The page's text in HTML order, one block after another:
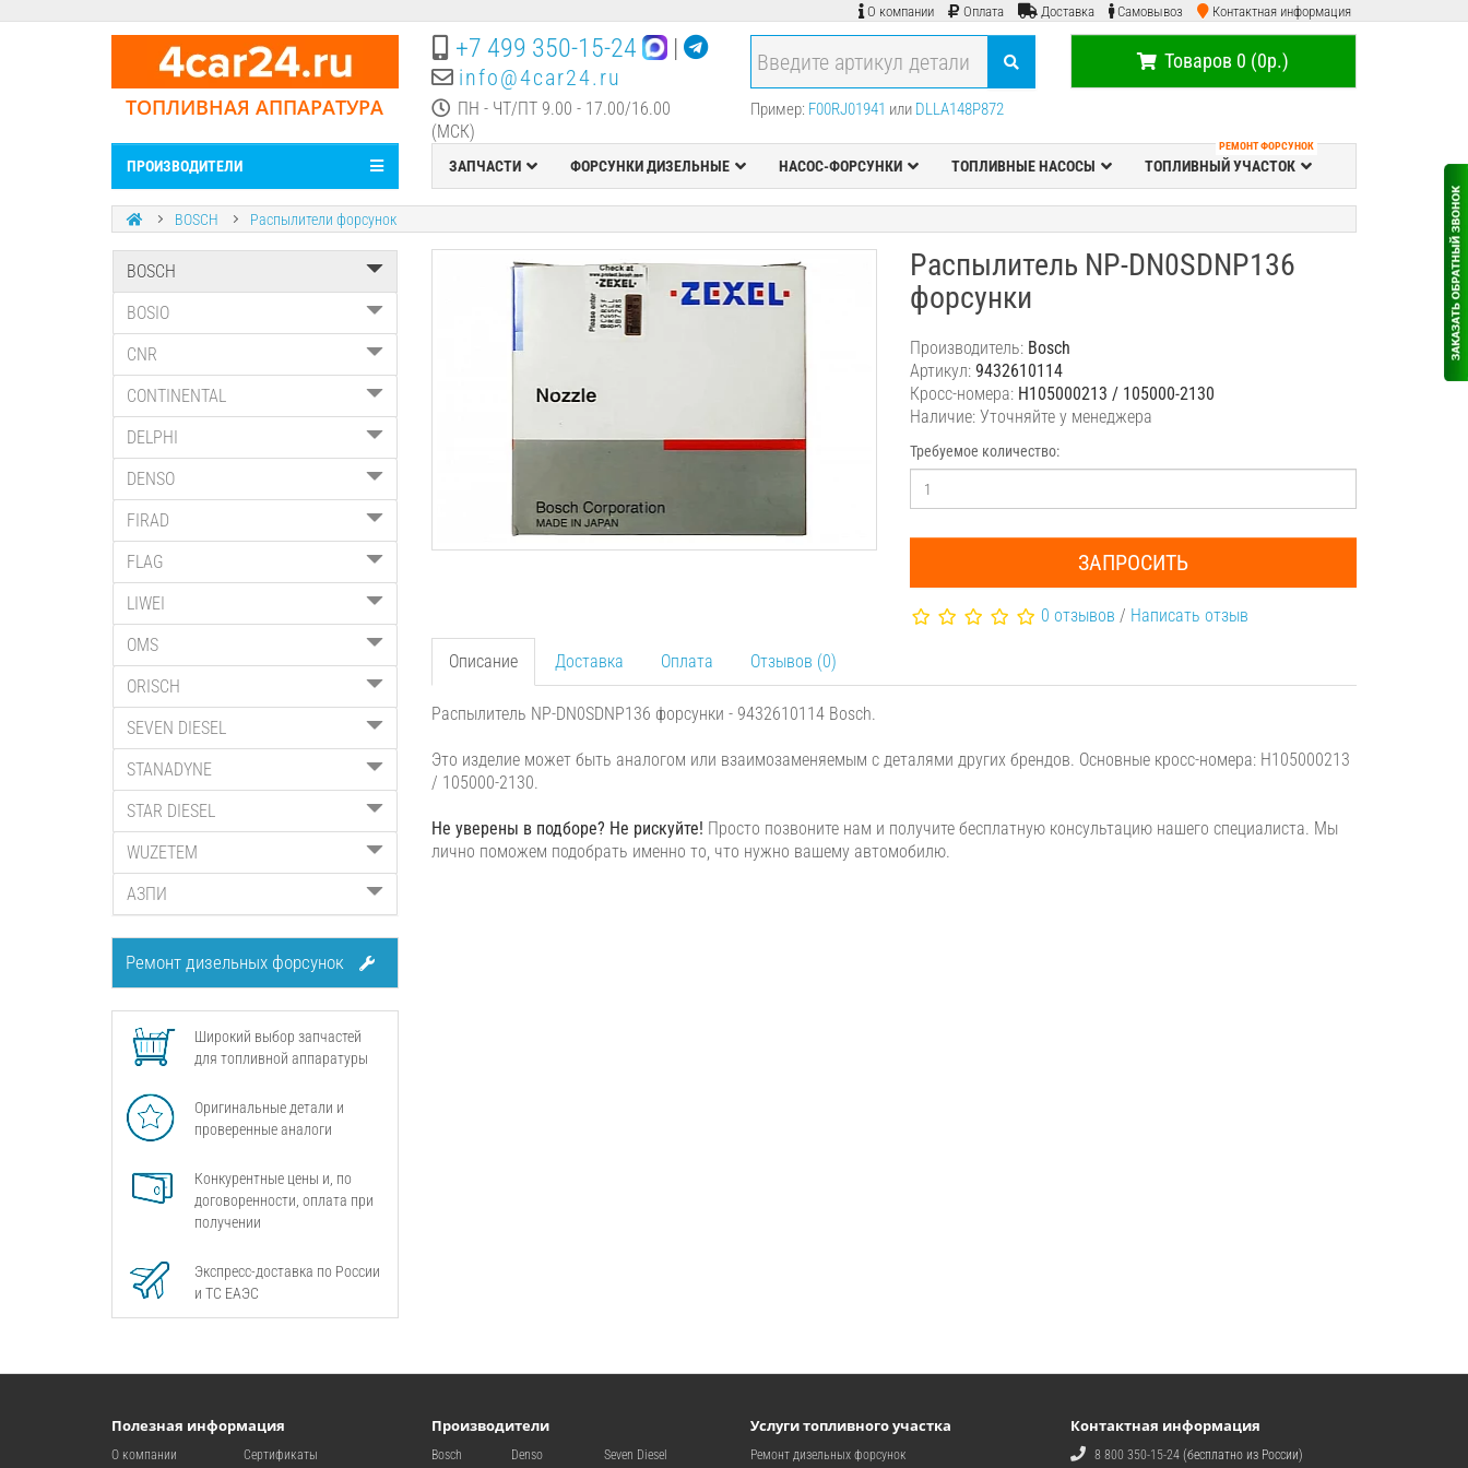
О компании Оплата Доставка Самовывоз Контактная информация
ТОПЛИВНАЯ АППАРАТУРА
+7 499 350-15-24 |
info@4car24.ru
ПН - ЧТ/ПТ 9.00 - 17.00/16.00
(МСК)
Пример: F00RJ01941 или DLLA148P872
Товаров 0 (0р.)
ПРОИЗВОДИТЕЛИ ЗАПЧАСТИ ФОРСУНКИ ДИЗЕЛЬНЫЕ НАСОС-ФОРСУНКИ ТОПЛИВНЫЕ НАСОСЫ
РЕМОНТ ФОРСУНОК
ТОПЛИВНЫЙ УЧАСТОК
BOSCH Распылители форсунок
BOSCH
BOSIO
CNR
CONTINENTAL
DELPHI
DENSO
FIRAD
FLAG
LIWEI
OMS
ORISCH
SEVEN DIESEL
STANADYNE
STAR DIESEL
WUZETEM
АЗПИ
Ремонт дизельных форсунок
Широкий выбор запчастей
для топливной аппаратуры
Оригинальные детали и
проверенные аналоги
Конкурентные цены и, по
договоренности, оплата при
получении
Экспресс-доставка по России
и ТС ЕАЭС
Распылитель NP-DN0SDNP136
форсунки
Производитель: Bosch
Артикул:9432610114
Кросс-номера: H105000213 / 105000-2130
Наличие: Уточняйте у менеджера
Требуемое количество:
ЗАПРОСИТЬ
0 отзывов / Написать отзыв
Описание Доставка Оплата Отзывов (0)
Распылитель NP-DN0SDNP136 форсунки - 9432610114 Bosch.
Это изделие может быть аналогом или взаимозаменяемым с деталями других брендов. Основные кросс-номера: H105000213
/ 105000-2130.
Не уверены в подборе? Не рискуйте! Просто позвоните нам и получите бесплатную консультацию нашего специалиста. Мы
лично поможем подобрать именно то, что нужно вашему автомобилю.
Полезная информация
О компании Сертификаты
Производители
Bosch Denso Seven Diesel
Услуги топливного участка
Ремонт дизельных форсунок
Контактная информация
8 800 350-15-24(бесплатно из России)